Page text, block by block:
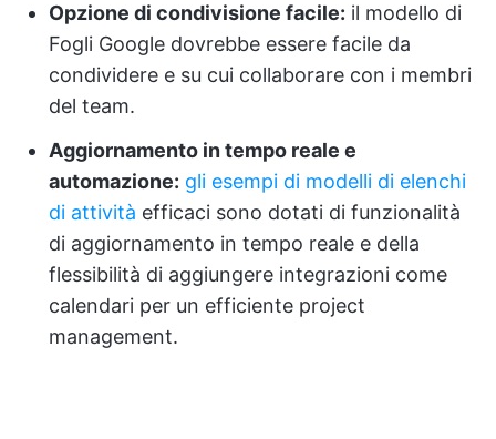
Opzione di condivisione facile: il modello di
Fogli Google dovrebbe essere facile da
condividere e su cui collaborare con i membri
del team.
Aggiornamento in tempo reale e
automazione: gli esempi di modelli di elenchi
di attività efficaci sono dotati di funzionalità
di aggiornamento in tempo reale e della
flessibilità di aggiungere integrazioni come
calendari per un efficiente project
management.